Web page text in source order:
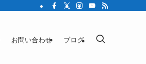
お問い合わせ ブログ